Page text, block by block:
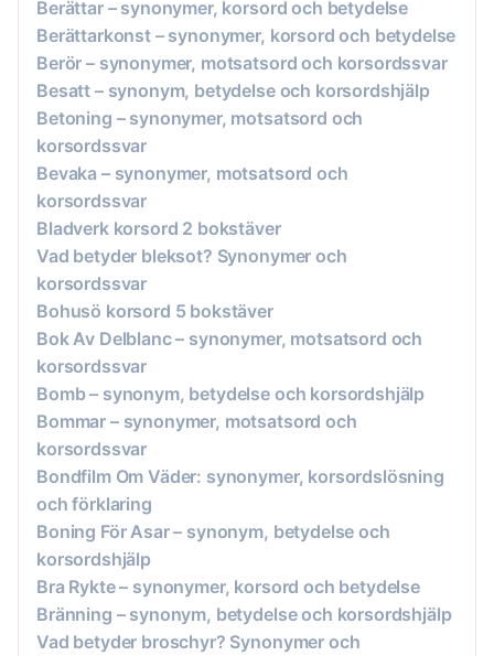
Berättar – synonymer, korsord och betydelse
Berättarkonst – synonymer, korsord och betydelse
Berör – synonymer, motsatsord och korsordssvar
Besatt – synonym, betydelse och korsordshjälp
Betoning – synonymer, motsatsord och
korsordssvar
Bevaka – synonymer, motsatsord och
korsordssvar
Bladverk korsord 2 bokstäver
Vad betyder bleksot? Synonymer och
korsordssvar
Bohusö korsord 5 bokstäver
Bok Av Delblanc – synonymer, motsatsord och
korsordssvar
Bomb – synonym, betydelse och korsordshjälp
Bommar – synonymer, motsatsord och
korsordssvar
Bondfilm Om Väder: synonymer, korsordslösning
och förklaring
Boning För Asar – synonym, betydelse och
korsordshjälp
Bra Rykte – synonymer, korsord och betydelse
Bränning – synonym, betydelse och korsordshjälp
Vad betyder broschyr? Synonymer och